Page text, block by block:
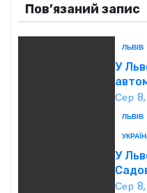
г
Пов’язаний запис
ЛЬВІВ
У
Сер
ЛЬВІВ
У
Сер